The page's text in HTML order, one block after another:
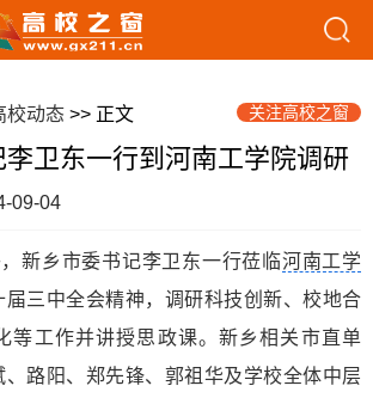
校动态 >> 正文 关注高校之窗
卫东一行到河南工学院调研
09-04
新乡市委书记李卫东一行莅临河南工学
届三中全会精神，调研科技创新、校地合
等工作并讲授思政课。新乡相关市直单
路阳、郑先锋、郭祖华及学校全体中层